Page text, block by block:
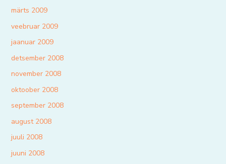
märts 2009
veebruar 2009
jaanuar 2009
detsember 2008
november 2008
oktoober 2008
september 2008
august 2008
juuli 2008
juuni 2008